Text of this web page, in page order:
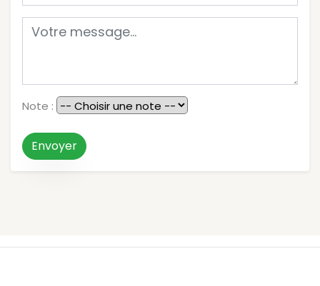
Note :
Envoyer